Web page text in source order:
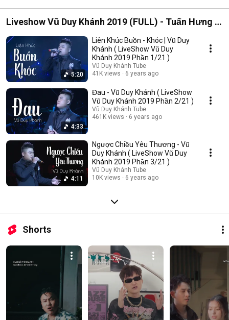
Liveshow Vũ Duy Khánh 2019 (FULL) - Tuấn Hưng ,
Đạt G , Dương Hoàng Yến
5:20
Liên Khúc Buồn - Khóc | Vũ Duy
Khánh ( LiveShow Vũ Duy
Khánh 2019 Phần 1/21 )
Vũ Duy Khánh Tube
41K views
6 years ago
4:33
Đau - Vũ Duy Khánh ( LiveShow
Vũ Duy Khánh 2019 Phần 2/21 )
Vũ Duy Khánh Tube
461K views
6 years ago
4:11
Ngược Chiều Yêu Thương - Vũ
Duy Khánh ( LiveShow Vũ Duy
Khánh 2019 Phần 3/21 )
Vũ Duy Khánh Tube
10K views
6 years ago
Shorts